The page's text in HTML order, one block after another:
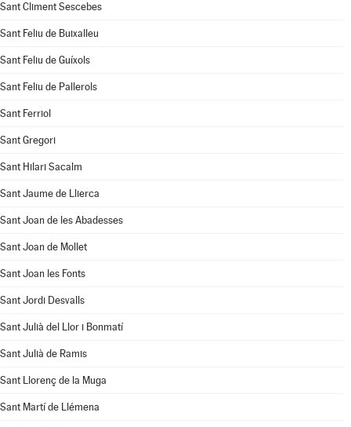
Sant Climent Sescebes
Sant Feliu de Buixalleu
Sant Feliu de Guíxols
Sant Feliu de Pallerols
Sant Ferriol
Sant Gregori
Sant Hilari Sacalm
Sant Jaume de Llierca
Sant Joan de les Abadesses
Sant Joan de Mollet
Sant Joan les Fonts
Sant Jordi Desvalls
Sant Julià del Llor i Bonmatí
Sant Julià de Ramis
Sant Llorenç de la Muga
Sant Martí de Llémena